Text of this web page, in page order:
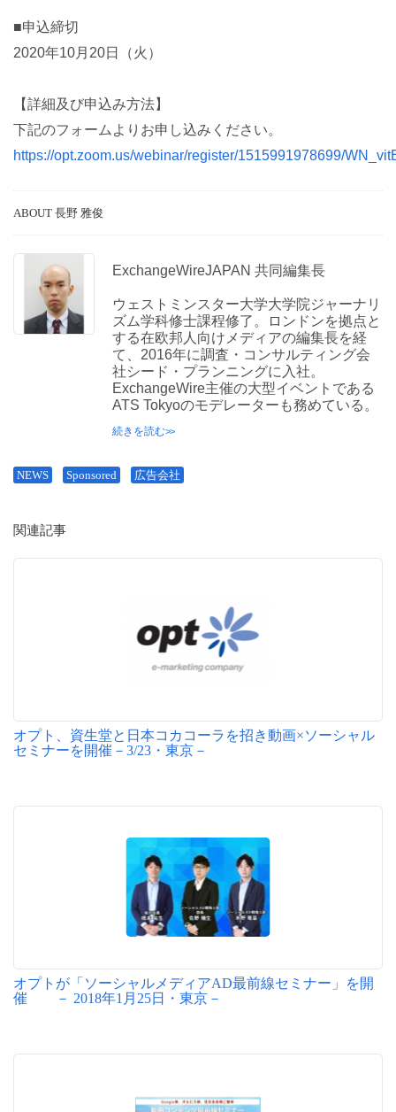
■申込締切
2020年10月20日（火）
【詳細及び申込み方法】
下記のフォームよりお申し込みください。
https://opt.zoom.us/webinar/register/1515991978699/
ABOUT 長野 雅俊
ExchangeWireJAPAN 共同編集長
ウェストミンスター大学大学院ジャーナリ
ズム学科修士課程修了。ロンドンを拠点と
する在欧邦人向けメディアの編集長を経
て、2016年に調査・コンサルティング会
社シード・プランニングに入社。
ExchangeWire主催の大型イベントである
ATS Tokyoのモデレーターも務めている。
続きを読む
NEWS Sponsored 広告会社
関連記事
オプト、資生堂と日本コカコーラを招き動画×ソーシャル
セミナーを開催－3/23・東京－
オプトが「ソーシャルメディアAD最前線セミナー」を開
催 － 2018年1月25日・東京－